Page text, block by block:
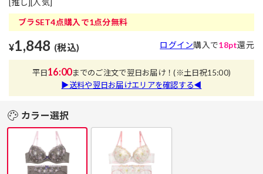
[推し][人気]
ブラSET4点購入で1点分無料
¥1,848 (税込) ログイン購入で18pt還元
平日16:00までのご注文で翌日お届け！(※土日祝15:00)
▶送料や翌日お届けエリアを確認する◀
カラー選択